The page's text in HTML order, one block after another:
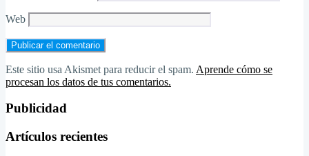
Web
Este sitio usa Akismet para reducir el spam. Aprende cómo se
procesan los datos de tus comentarios.
Publicidad
Artículos recientes